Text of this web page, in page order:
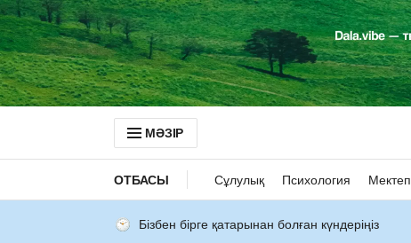
МӘЗІР
ОТБАСЫ Сұлулық Психология Мектеп
Бізбен бірге қатарынан болған күндеріңіз